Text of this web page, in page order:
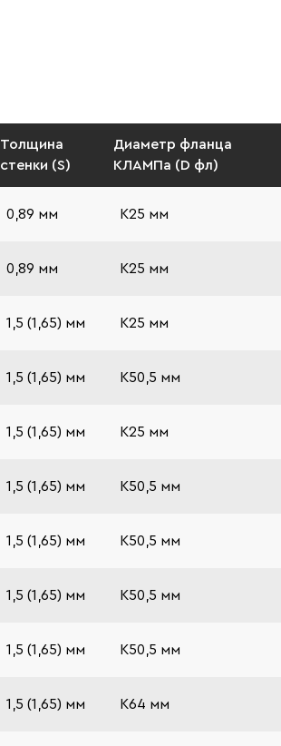
Толщина
стенки (S)
Диаметр фланца
КЛАМПа (D фл)
0,89 мм К25 мм
0,89 мм К25 мм
1,5 (1,65) мм К25 мм
1,5 (1,65) мм К50,5 мм
1,5 (1,65) мм К25 мм
1,5 (1,65) мм К50,5 мм
1,5 (1,65) мм К50,5 мм
1,5 (1,65) мм К50,5 мм
1,5 (1,65) мм К50,5 мм
1,5 (1,65) мм К64 мм